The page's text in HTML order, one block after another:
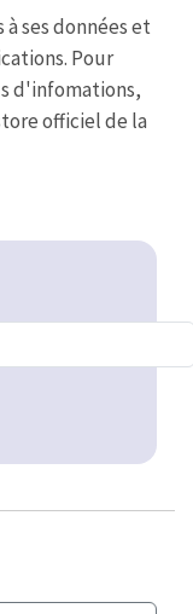
ses données et
Pour
d'infomations,
officiel de la